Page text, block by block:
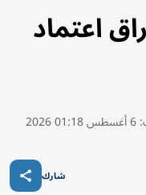
اعتماد
6 أغسطس 01:18 2026
شارك